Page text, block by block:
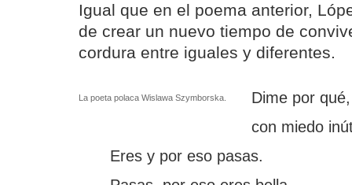
Igual que en el poema anterior,
de crear un nuevo tiempo de
cordura entre iguales y diferentes.
La poeta polaca Wislawa Szymborska.
Dime por
con miedo
Eres y por eso pasas.